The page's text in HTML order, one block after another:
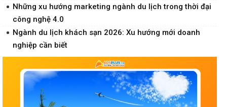
Những xu hướng marketing ngành du lịch trong thời đại
công nghệ 4.0
Ngành du lịch khách sạn 2026: Xu hướng mới doanh
nghiệp cần biết